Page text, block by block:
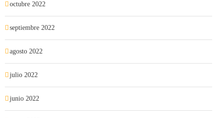
octubre 2022
septiembre 2022
agosto 2022
julio 2022
junio 2022